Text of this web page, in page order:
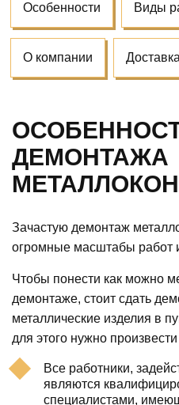
Особенности Виды
О компании Доставка
ДЕМОНТАЖА
Зачастую демонтаж
огромные масштабы работ
Чтобы понести как можно
демонтаже, стоит сдать
металлические изделия в
для этого нужно
Все работники,
являются
специалистами,